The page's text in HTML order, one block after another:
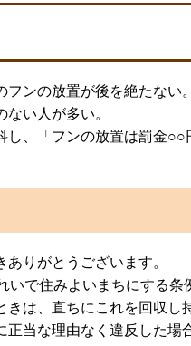
ンの放置が後を絶たない。
い人が多い。
、「フンの放置は罰金○○
りがとうございます。
で住みよいまちにする条
は、直ちにこれを回収し
当な理由なく違反した場